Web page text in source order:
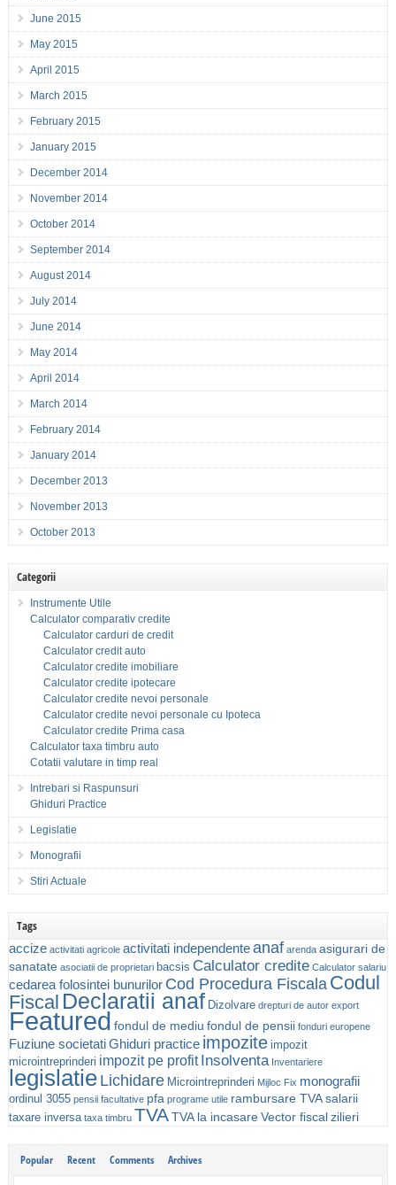
June 2015
May 2015
April 2015
March 2015
February 2015
January 2015
December 2014
November 2014
October 2014
September 2014
August 2014
July 2014
June 2014
May 2014
April 2014
March 2014
February 2014
January 2014
December 2013
November 2013
October 2013
Categorii
Instrumente Utile
Calculator comparativ credite
Calculator carduri de credit
Calculator credit auto
Calculator credite imobiliare
Calculator credite ipotecare
Calculator credite nevoi personale
Calculator credite nevoi personale cu Ipoteca
Calculator credite Prima casa
Calculator taxa timbru auto
Cotatii valutare in timp real
Intrebari si Raspunsuri
Ghiduri Practice
Legislatie
Monografii
Stiri Actuale
Tags
accize activitati agricole activitati independenteanaf arenda asigurari de
sanatate asociatii de proprietari bacsis Calculator credite Calculator salariu
cedarea folosintei bunurilor Cod Procedura Fiscala Codul
Fiscal Declaratii anaf Dizolvare drepturi de autor export
Featured fondul de mediu fondul de pensii fonduri europene
Fuziune societatiGhiduri practice impozite impozit
microintreprinderi impozit pe profit Insolventa Inventariere
legislatieLichidare Microintreprinderi Mijloc Fix monografii
ordinul 3055 pensii facultative pfa programe utile rambursare TVAsalarii
taxare inversa taxa timbru TVATVA la incasareVector fiscalzilieri
Popular Recent Comments Archives